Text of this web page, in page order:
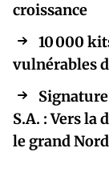
croissance
10 000
vulnérables
S.A. : Vers la
le grand Nord